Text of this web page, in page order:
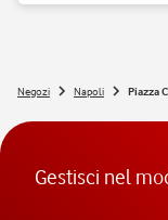
Negozi Napoli Piazza
Gestisci nel